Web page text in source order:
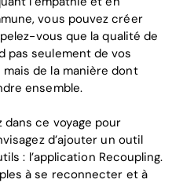
vous pouvez créer
vous que la qualité de
pas seulement de vos
de la manière dont
ensemble.
ce voyage pour
d’ajouter un outil
: l’application Recoupling.
à se reconnecter et à